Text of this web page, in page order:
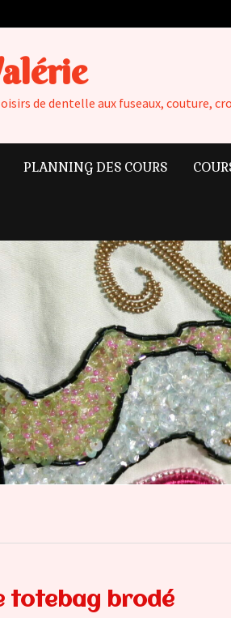
de dentelle aux fuseaux, couture,
PLANNING DES COURS
totebag brodé